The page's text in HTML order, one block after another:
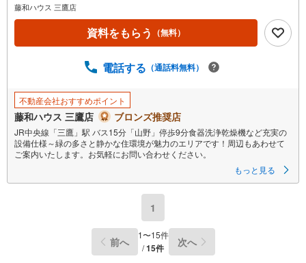
ジ
保
る
藤和ハウス 三鷹店
資料をもらう （無料）
電話する （通話料無料）
不動産会社おすすめポイント
藤和ハウス 三鷹店 ブロンズ推奨店
JR中央線「三鷹」駅 バス15分「山野」停歩9分食器洗浄乾燥機など充実の
設備仕様～緑の多さと静かな住環境が魅力のエリアです！周辺もあわせて
ご案内いたします。お気軽にお問い合わせください。
もっと見る
1
前へ 1〜15件
/15件 次へ